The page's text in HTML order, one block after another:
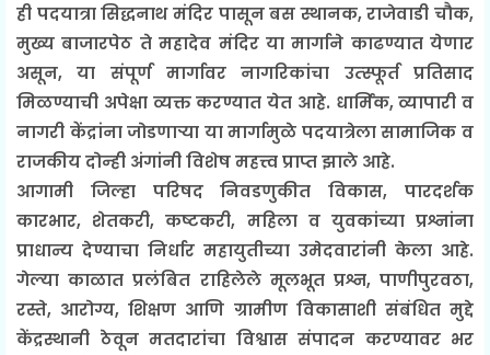
ही पदयात्रा सिद्धनाथ मंदिर पासून बस स्थानक, राजेवाडी चौक,
मुख्य बाजारपेठ ते महादेव मंदिर या मार्गाने काढण्यात येणार
असून, या संपूर्ण मार्गावर नागरिकांचा उत्स्फूर्त प्रतिसाद
मिळण्याची अपेक्षा व्यक्त करण्यात येत आहे. धार्मिक, व्यापारी व
नागरी केंद्रांना जोडणाऱ्या या मार्गामुळे पदयात्रेला सामाजिक व
राजकीय दोन्ही अंगांनी विशेष महत्त्व प्राप्त झाले आहे.
आगामी जिल्हा परिषद निवडणुकीत विकास, पारदर्शक
कारभार, शेतकरी, कष्टकरी, महिला व युवकांच्या प्रश्नांना
प्राधान्य देण्याचा निर्धार महायुतीच्या उमेदवारांनी केला आहे.
गेल्या काळात प्रलंबित राहिलेले मूलभूत प्रश्न, पाणीपुरवठा,
रस्ते, आरोग्य, शिक्षण आणि ग्रामीण विकासाशी संबंधित मुद्दे
केंद्रस्थानी ठेवून मतदारांचा विश्वास संपादन करण्यावर भर